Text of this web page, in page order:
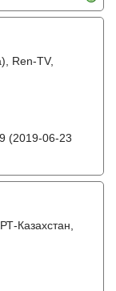
Ren-TV,
(2019-06-23
Казахстан,